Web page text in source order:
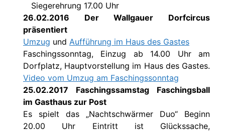
Siegerehrung 17.00 Uhr
26.02.2016 Der Wallgauer Dorfcircus
präsentiert
Umzug und Aufführung im Haus des Gastes
Faschingssonntag, Einzug ab 14.00 Uhr am
Dorfplatz, Hauptvorstellung im Haus des Gastes.
Video vom Umzug am Faschingssonntag
25.02.2017 Faschingssamstag Faschingsball
im Gasthaus zur Post
Es spielt das „Nachtschwärmer Duo“ Beginn
20.00 Uhr Eintritt ist Glückssache,